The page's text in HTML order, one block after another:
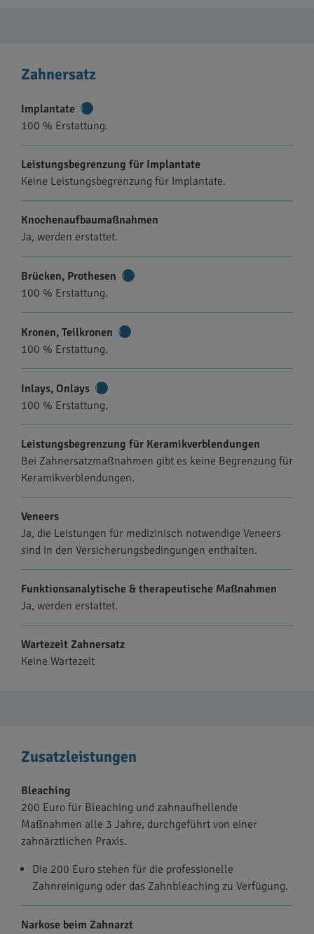
Zahnersatz
Implantate
Informationen
100 % Erstattung.
Leistungsbegrenzung für Implantate
Keine Leistungsbegrenzung für Implantate.
Knochenaufbaumaßnahmen
Ja, werden erstattet.
Brücken, Prothesen
100 % Erstattung.
Kronen, Teilkronen
100 % Erstattung.
Inlays, Onlays
Informationen
100 % Erstattung.
Leistungsbegrenzung für Keramikverblendungen
Bei Zahnersatzmaßnahmen gibt es keine Begrenzung für
Keramikverblendungen.
Veneers
Ja, die Leistungen für medizinisch notwendige Veneers
sind in den Versicherungsbedingungen enthalten.
Funktionsanalytische & therapeutische Maßnahmen
Ja, werden erstattet.
Wartezeit Zahnersatz
Keine Wartezeit
Zusatzleistungen
Bleaching
200 Euro für Bleaching und zahnaufhellende
Maßnahmen alle 3 Jahre, durchgeführt von einer
zahnärztlichen Praxis.
Die 200 Euro stehen für die professionelle
Zahnreinigung oder das Zahnbleaching zu Verfügung.
Narkose beim Zahnarzt